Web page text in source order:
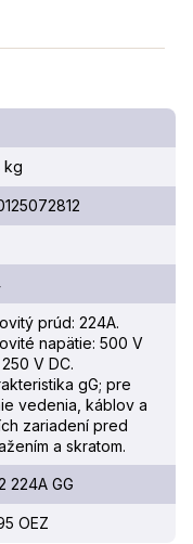
kg
prúd: 224A.
napätie: 500 V
V DC.
gG; pre
vedenia, káblov a
zariadení pred
a skratom.
224A GG
OEZ